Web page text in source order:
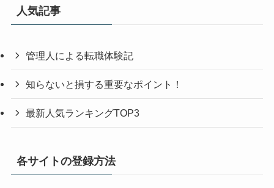
人気記事
管理人による転職体験記
知らないと損する重要なポイント！
最新人気ランキングTOP3
各サイトの登録方法